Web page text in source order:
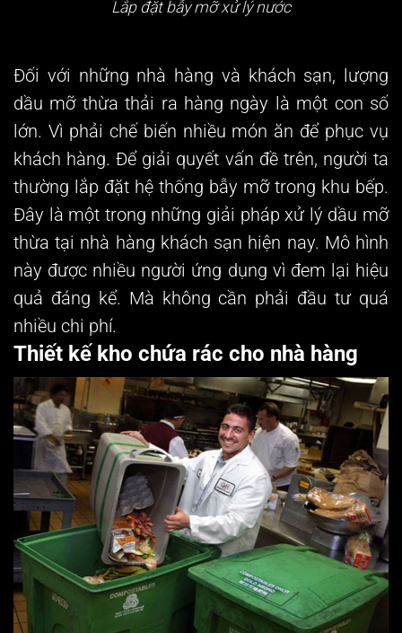
Lắp đặt bẫy mỡ xử lý nước
Đối với những nhà hàng và khách sạn, lượng
dầu mỡ thừa thải ra hàng ngày là một con số
lớn. Vì phải chế biến nhiều món ăn để phục vụ
khách hàng. Để giải quyết vấn đề trên, người ta
thường lắp đặt hệ thống bẫy mỡ trong khu bếp.
Đây là một trong những giải pháp xử lý dầu mỡ
thừa tại nhà hàng khách sạn hiện nay. Mô hình
này được nhiều người ứng dụng vì đem lại hiệu
quả đáng kể. Mà không cần phải đầu tư quá
nhiều chi phí.
Thiết kế kho chứa rác cho nhà hàng